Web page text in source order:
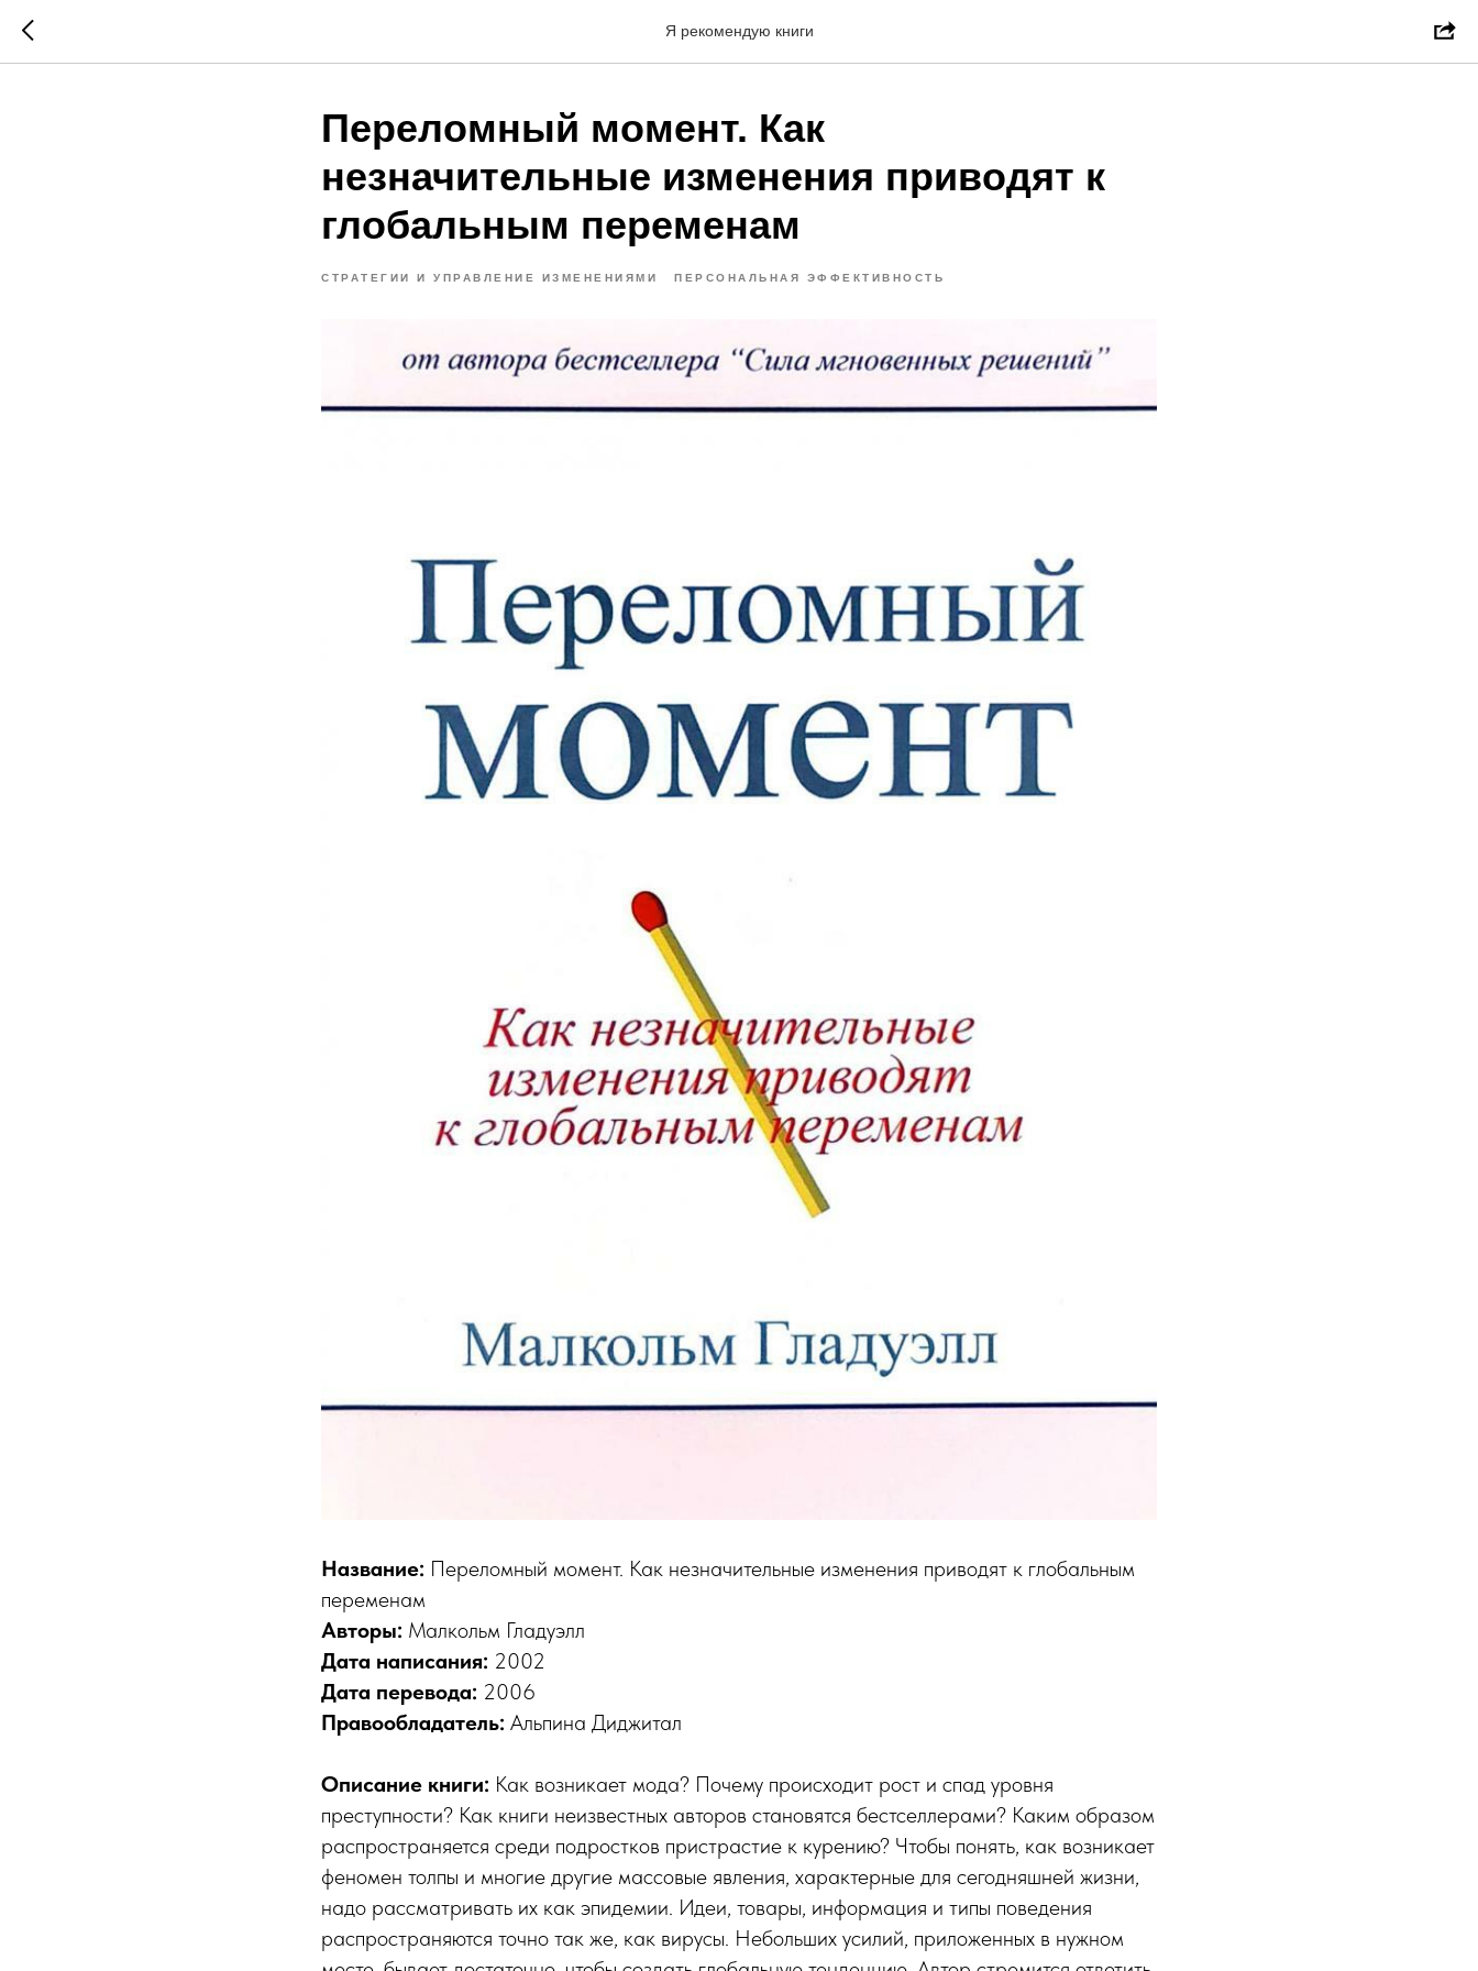
Я рекомендую книги
Переломный момент. Как
незначительные изменения приводят к
глобальным переменам
СТРАТЕГИИ И УПРАВЛЕНИЕ ИЗМЕНЕНИЯМИ ПЕРСОНАЛЬНАЯ ЭФФЕКТИВНОСТЬ
Название: Переломный момент. Как незначительные изменения приводят к глобальным
переменам
Авторы: Малкольм Гладуэлл
Дата написания: 2002
Дата перевода: 2006
Правообладатель: Альпина Диджитал
Описание книги: Как возникает мода? Почему происходит рост и спад уровня
преступности? Как книги неизвестных авторов становятся бестселлерами? Каким образом
распространяется среди подростков пристрастие к курению? Чтобы понять, как возникает
феномен толпы и многие другие массовые явления, характерные для сегодняшней жизни,
надо рассматривать их как эпидемии. Идеи, товары, информация и типы поведения
распространяются точно так же, как вирусы. Небольших усилий, приложенных в нужном